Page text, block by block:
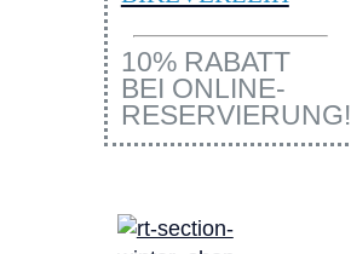
10% RABATT
BEI ONLINE-
RESERVIERUNG!